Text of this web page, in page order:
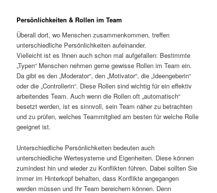
Persönlichkeiten & Rollen im Team
Überall dort, wo Menschen zusammenkommen, treffen
unterschiedliche Persönlichkeiten aufeinander.
Vielleicht ist es Ihnen auch schon mal aufgefallen: Bestimmte
„Typen“ Menschen nehmen gerne gewisse Rollen im Team ein.
Da gibt es den „Moderator“, den „Motivator“, die „Ideengeberin“
oder die „Controllerin“. Diese Rollen sind wichtig für ein effektiv
arbeitendes Team. Auch wenn die Rollen oft „automatisch“
besetzt werden, ist es sinnvoll, sein Team näher zu betrachten
und zu prüfen, welches Teammitglied am besten für welche Rolle
geeignet ist.
Unterschiedliche Persönlichkeiten bedeuten auch
unterschiedliche Wertesysteme und Eigenheiten. Diese können
zumindest hin und wieder zu Konflikten führen. Dabei sollten Sie
immer im Hinterkopf behalten, dass Konflikte angegangen
werden müssen und Ihr Team bereichern können. Denn